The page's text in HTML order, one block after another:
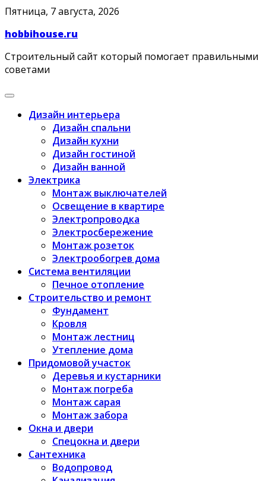
Skip
content
Пятница, 7 августа, 2026
hobbihouse.ru
Строительный сайт который помогает правильными
советами
Дизайн интерьера
Дизайн спальни
Дизайн кухни
Дизайн гостиной
Дизайн ванной
Электрика
Монтаж выключателей
Освещение в квартире
Электропроводка
Электросбережение
Монтаж розеток
Электрообогрев дома
Система вентиляции
Печное отопление
Строительство и ремонт
Фундамент
Кровля
Монтаж лестниц
Утепление дома
Придомовой участок
Деревья и кустарники
Монтаж погреба
Монтаж сарая
Монтаж забора
Окна и двери
Спецокна и двери
Сантехника
Водопровод